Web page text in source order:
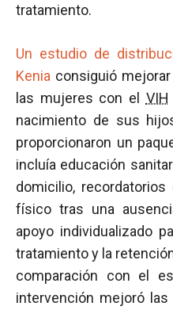
tratamiento.
Un estudio de
Kenia consiguió
las mujeres con el VIH
nacimiento de sus
proporcionaron un
incluía educación
domicilio,
físico tras una
apoyo individualizado
tratamiento y la
comparación con el
intervención mejoró